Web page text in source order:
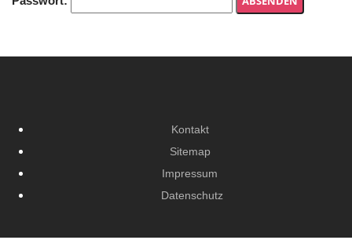
Kontakt
Sitemap
Impressum
Datenschutz